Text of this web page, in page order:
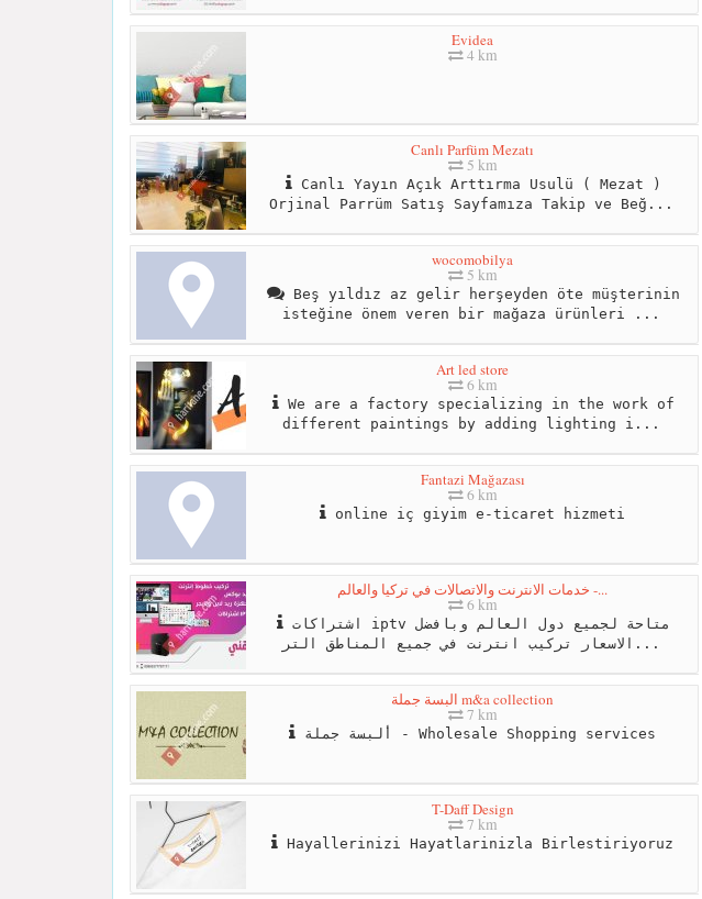
Evidea
4 km
Canlı Parfüm Mezatı
5 km
Canlı Yayın Açık Arttırma Usulü ( Mezat )
Orjinal Parrüm Satış Sayfamıza Takip ve Beğ...
wocomobilya
5 km
Beş yıldız az gelir herşeyden öte müşterinin
isteğine önem veren bir mağaza ürünleri ...
Art led store
6 km
We are a factory specializing in the work of
different paintings by adding lighting i...
Fantazi Mağazası
6 km
online iç giyim e-ticaret hizmeti
خدمات الانترنت والاتصالات في تركيا والعالم -...
6 km
الاسعار تركيب انترنت في جميع المناطق التر...
البسة جملة m&a collection
7 km
ألبسة جملة - Wholesale Shopping services
T-Daff Design
7 km
Hayallerinizi Hayatlarinizla Birlestiriyoruz